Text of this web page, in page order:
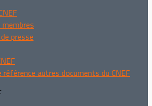
presse
autres documents du CNEF